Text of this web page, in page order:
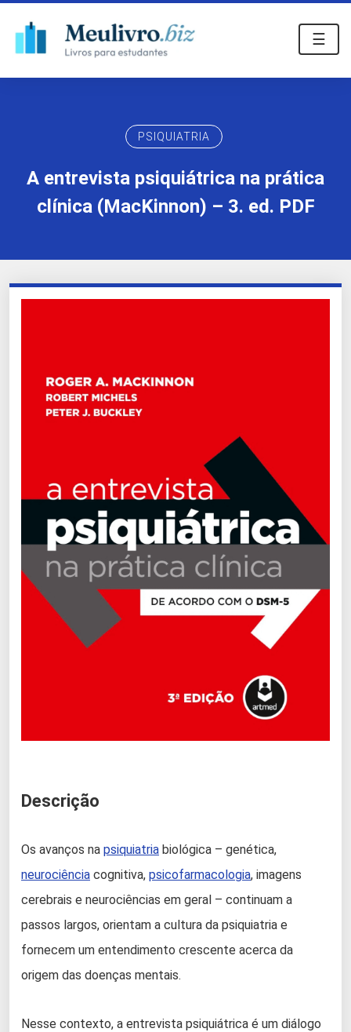
☰
PSIQUIATRIA
A entrevista psiquiátrica na prática
clínica (MacKinnon) – 3. ed. PDF
Descrição
Os avanços na psiquiatria biológica – genética,
neurociência cognitiva, psicofarmacologia, imagens
cerebrais e neurociências em geral – continuam a
passos largos, orientam a cultura da psiquiatria e
fornecem um entendimento crescente acerca da
origem das doenças mentais.
Nesse contexto, a entrevista psiquiátrica é um diálogo